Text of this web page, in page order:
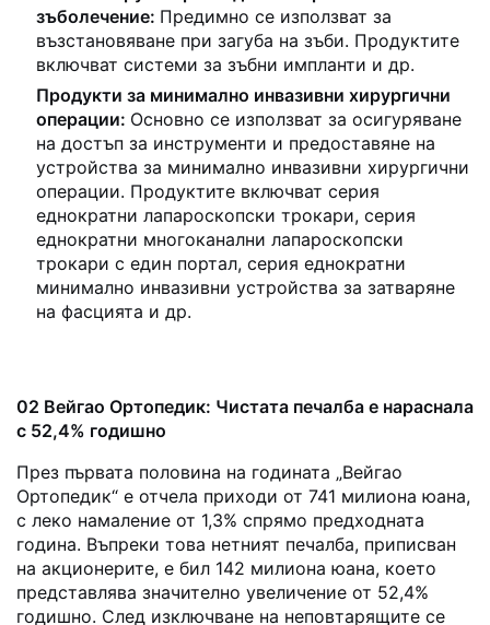
зъболечение: Предимно се използват за
възстановяване при загуба на зъби. Продуктите
включват системи за зъбни импланти и др.
Продукти за минимално инвазивни хирургични
операции: Основно се използват за осигуряване
на достъп за инструменти и предоставяне на
устройства за минимално инвазивни хирургични
операции. Продуктите включват серия
еднократни лапароскопски трокари, серия
еднократни многоканални лапароскопски
трокари с един портал, серия еднократни
минимално инвазивни устройства за затваряне
на фасцията и др.
02 Вейгао Ортопедик: Чистата печалба е нараснала
с 52,4% годишно
През първата половина на годината „Вейгао
Ортопедик“ е отчела приходи от 741 милиона юана,
с леко намаление от 1,3% спрямо предходната
година. Въпреки това нетният печалбa, приписван
на акционерите, е бил 142 милиона юана, което
представлява значително увеличение от 52,4%
годишно. След изключване на неповтарящите се